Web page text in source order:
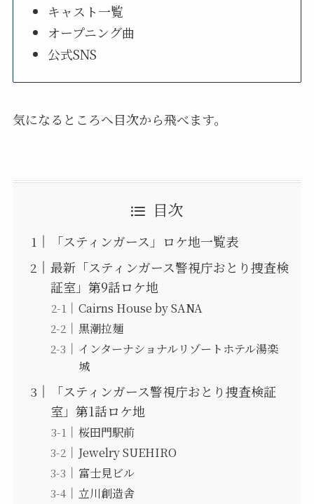
キャスト一覧
オープニング曲
公式SNS
気になるところへ目次から飛べます。
目次
「スティンガース」ロケ地一覧表
最新「スティンガース警視庁おとり捜査検
証室」第9話ロケ地
Cairns House by SANA
黒潮拉麺
インターナショナルリゾートホテル湯楽
城
「スティンガース警視庁おとり捜査検証
室」第1話ロケ地
桜田門駅前
Jewelry SUEHIRO
富士見ビル
立川創造舎